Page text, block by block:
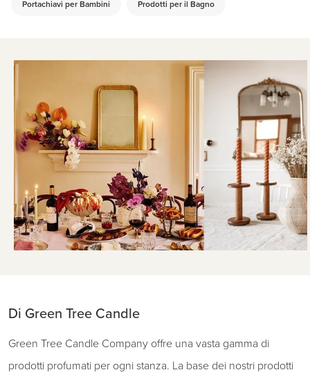
Portachiavi per Bambini Prodotti per il Bagno
Di Green Tree Candle
Green Tree Candle Company offre una vasta gamma di
prodotti profumati per ogni stanza. La base dei nostri prodotti